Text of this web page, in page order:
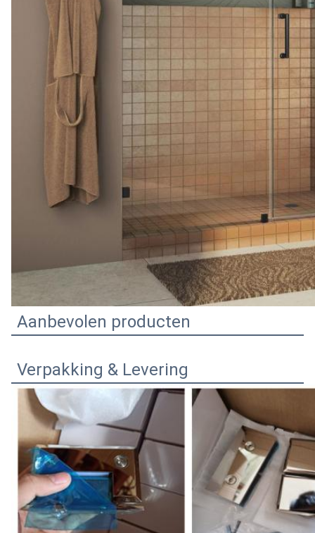
Aanbevolen producten
Verpakking & Levering